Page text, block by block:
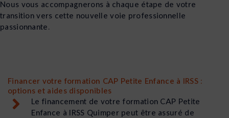
Nous vous accompagnerons à chaque étape de votre
transition vers cette nouvelle voie professionnelle
passionnante.
Financer votre formation CAP Petite Enfance à IRSS :
options et aides disponibles
Le financement de votre formation CAP Petite
Enfance à IRSS Quimper peut être assuré de